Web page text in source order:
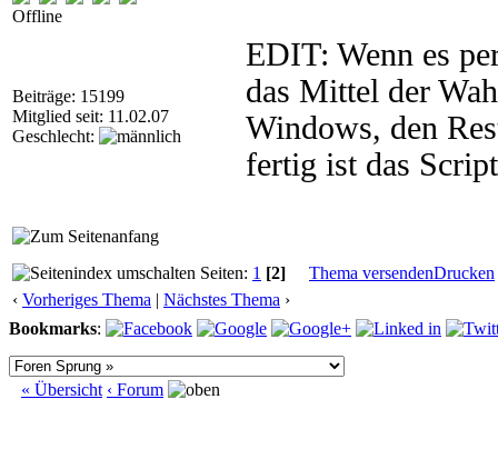
Offline
Beiträge: 15199
Mitglied seit: 11.02.07
Geschlecht:
EDIT: Wenn es
das Mittel der
Windows, den
fertig ist das
Seiten: 1 [2] Thema versendenDrucken
‹ Vorheriges Thema | Nächstes Thema ›
Bookmarks:
« Übersicht ‹ Forum